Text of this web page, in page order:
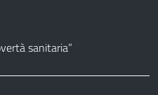
sanitaria”